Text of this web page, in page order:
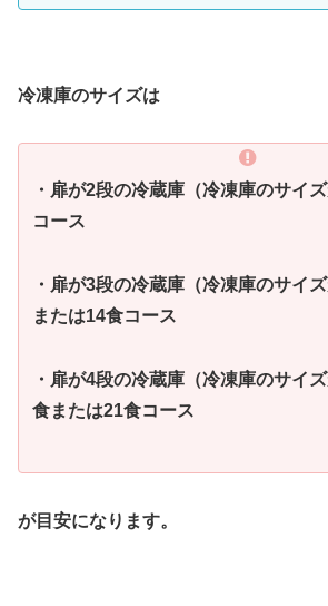
冷凍庫のサイズは
・扉が2段の冷蔵庫（冷凍庫のサイ
コース
・扉が3段の冷蔵庫（冷凍庫のサイ
または14食コース
・扉が4段の冷蔵庫（冷凍庫のサイ
食または21食コース
が目安になります。